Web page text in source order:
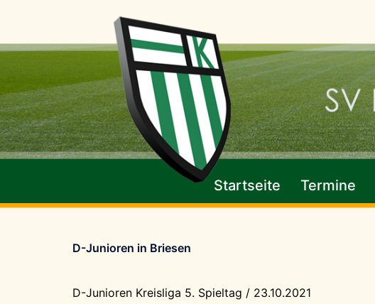
springen
Startseite Termine
D-Junioren in Briesen
D-Junioren Kreisliga 5. Spieltag / 23.10.2021